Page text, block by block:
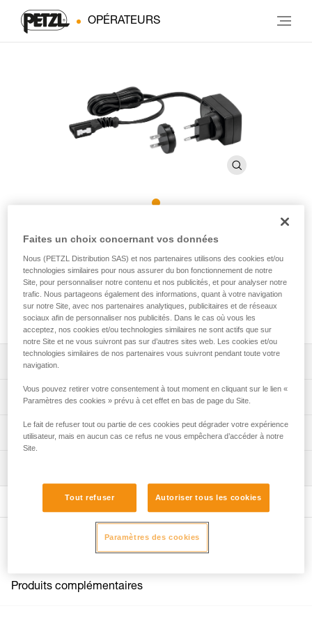
OPÉRATEURS
Chargeur rapide
Chargeur secteur rapide pour batterie rechargeable R2
Chargeur secteur rapide, compatible EUR/US, destiné à la
charge de la batterie rechargeable R2.
Descriptif
Alimentation secteur compatible 100/240 V EUR/US.
et ACCU 4 ULTRA.
Spécifications techniques
Poids: 145 g
Certification(s): CE, UKCA
Spécifications référence(s)
Référence : E55800
Conditionnement : 1
Informations techniques
Télécharger le pdf DUO PRO ACCESSORIES
COMPATIBILITY
Télécharger le pdf DUO SPORT ACCESSORIES
Télécharger le pdf UKCA-Declaration-E55800-
Autres produits
Produits complémentaires
Faites un choix concernant vos données
Nous (PETZL Distribution SAS) et nos partenaires utilisons des cookies et/ou
technologies similaires pour nous assurer du bon fonctionnement de notre
Site, pour personnaliser notre contenu et nos publicités, et pour analyser notre
trafic. Nous partageons également des informations, quant à votre navigation
sur notre Site, avec nos partenaires analytiques, publicitaires et de réseaux
sociaux afin de personnaliser nos publicités. Dans le cas où vous les
acceptez, nos cookies et/ou technologies similaires ne sont actifs que sur
notre Site et ne vous suivront pas sur d’autres sites web. Les cookies et/ou
technologies similaires de nos partenaires vous suivront pendant toute votre
navigation.
Vous pouvez retirer votre consentement à tout moment en cliquant sur le lien «
Paramètres des cookies » prévu à cet effet en bas de page du Site.
Le fait de refuser tout ou partie de ces cookies peut dégrader votre expérience
utilisateur, mais en aucun cas ce refus ne vous empêchera d’accéder à notre
Site.
Tout refuser Autoriser tous les cookies
Paramètres des cookies